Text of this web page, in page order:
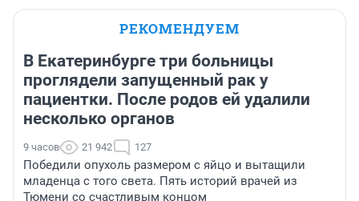
РЕКОМЕНДУЕМ
В Екатеринбурге три больницы
проглядели запущенный рак у
пациентки. После родов ей удалили
несколько органов
9 часов 21 942 127
Победили опухоль размером с яйцо и вытащили
младенца с того света. Пять историй врачей из
Тюмени со счастливым концом